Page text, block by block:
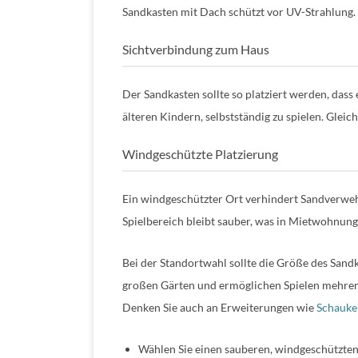
Sandkasten mit Dach schützt vor UV-
Sichtverbindung zum Haus
Der Sandkasten sollte so platziert werden,
älteren Kindern, selbstständig zu spielen.
Windgeschützte Platzierung
Ein windgeschützter Ort verhindert
Spielbereich bleibt sauber, was in
Bei der Standortwahl sollte die Größe des
großen Gärten und ermöglichen Spielen
Denken Sie auch an Erweiterungen wie
Wählen Sie einen sauberen,